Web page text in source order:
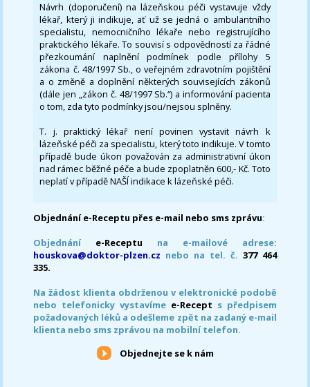
Návrh (doporučení) na lázeňskou péči vystavuje vždy
lékař, který ji indikuje, ať už se jedná o ambulantního
specialistu, nemocničního lékaře nebo registrujícího
praktického lékaře. To souvisí s odpovědností za řádné
přezkoumání naplnění podmínek podle přílohy 5
zákona č. 48/1997 Sb., o veřejném zdravotním pojištění
a o změně a doplnění některých souvisejících zákonů
(dále jen „zákon č. 48/1997 Sb.“) a informování pacienta
o tom, zda tyto podmínky jsou/nejsou splněny.
T. j. praktický lékař není povinen vystavit návrh k
lázeňské péči za specialistu, který toto indikuje. V tomto
případě bude úkon považován za administrativní úkon
nad rámec běžné péče a bude zpoplatněn 600,- Kč. Toto
neplatí v případě NAŠÍ indikace k lázeňské péči.
Objednání e-Receptu přes e-mail nebo sms zprávu:
Objednání e-Receptu na e-mailové adrese:
houskova@doktor-plzen.cz nebo na tel. č. 377 464
335.
Na žádost klienta obdrženou v elektronické podobě
nebo telefonicky vystavíme e-Recept s předpisem
požadovaných léků a odešleme zpět na zadaný e-mail
klienta nebo sms zprávou na mobilní telefon.
Objednejte se k nám